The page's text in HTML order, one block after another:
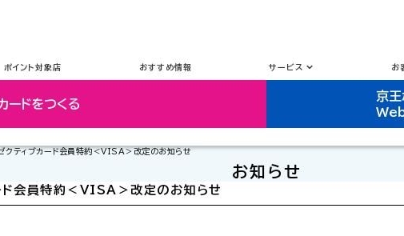
ポイント対象店 おすすめ情報 サービス お
ードをつくる
京王
クティブカード会員特約＜VISA＞改定のお知らせ
お知らせ
ド会員特約＜VISA＞改定のお知らせ